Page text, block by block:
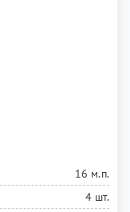
16 м.п.
4 шт.